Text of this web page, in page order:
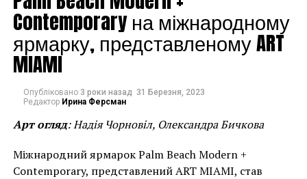
На сегодняшний день сеть галерей Gagosian
является одной из самых больших и успешных в
мире среди других галерей современного
искусства. А сам Ларри Гагосян считается арт-
Facebook
Twitter
Pinterest
WhatsApp
ViberTelegram
Copy
Link
LEXICON ГАЛЕРЕЯ ГАГОСЯН
ДЭМИЕН ХЕРСТ
ЖАН-МИШЕЛЬ БАСКИЯ
Contemporary на міжнародному
ярмарку, представленому ART
MIAMI
Опубліковано 3 роки назад 31 Березня, 2023
Редактор Ирина Ферсман
Арт огляд: Надія Чорновіл, Олександра Бичкова
Міжнародний ярмарок Palm Beach Modern +
Contemporary, представлений ART MIAMI, став